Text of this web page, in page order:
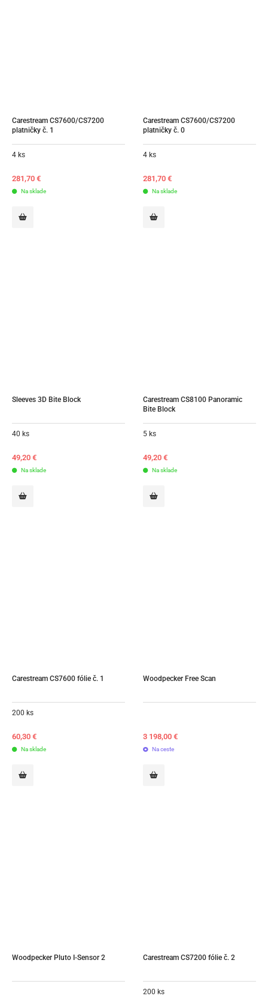
Carestream CS7600/CS7200
platničky č. 1
4 ks
281,70 €
Na sklade
Carestream CS7600/CS7200
platničky č. 0
4 ks
281,70 €
Na sklade
Sleeves 3D Bite Block
40 ks
49,20 €
Na sklade
Carestream CS8100 Panoramic
Bite Block
5 ks
49,20 €
Na sklade
Carestream CS7600 fólie č. 1
200 ks
60,30 €
Na sklade
Woodpecker Free Scan
3 198,00 €
Na ceste
Woodpecker Pluto I-Sensor 2 Carestream CS7200 fólie č. 2
200 ks